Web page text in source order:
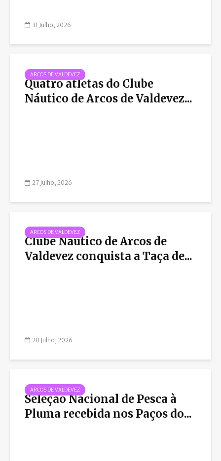
31 Julho, 2026
ARCOS DE VALDEVEZ
Quatro atletas do Clube
Náutico de Arcos de Valdevez...
27 Julho, 2026
ARCOS DE VALDEVEZ
Clube Náutico de Arcos de
Valdevez conquista a Taça de...
20 Julho, 2026
ARCOS DE VALDEVEZ
Seleção Nacional de Pesca à
Pluma recebida nos Paços do...